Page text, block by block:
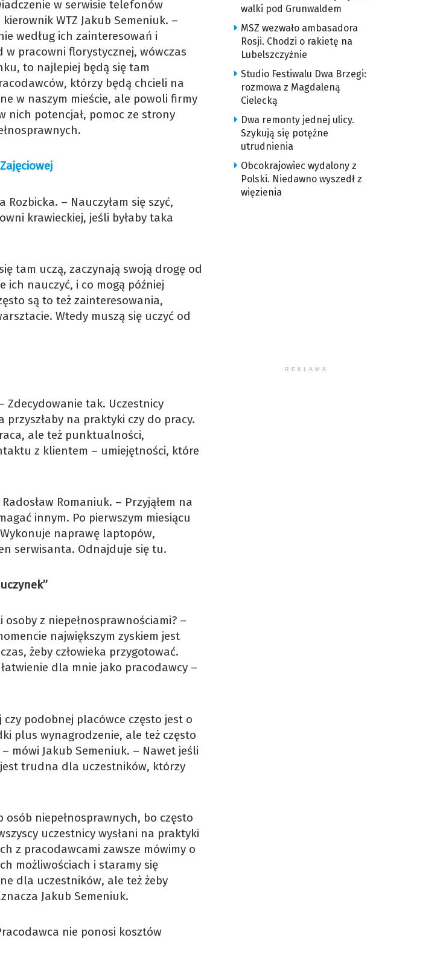
w serwisie telefonów
WTZ Jakub Semeniuk. –
według ich zainteresowań i
w pracowni florystycznej, wówczas
to najlepiej będą się tam
którzy będą chcieli na
w naszym mieście, ale powoli firmy
nich potencjał, pomoc ze strony
– Nauczyłam się szyć,
krawieckiej, jeśli byłaby taka
tam uczą, zaczynają swoją drogę od
ich nauczyć, i co mogą później
są to też zainteresowania,
Wtedy muszą się uczyć od
Zdecydowanie tak. Uczestnicy
na praktyki czy do pracy.
ale też punktualności,
z klientem – umiejętności, które
Romaniuk. – Przyjąłem na
innym. Po pierwszym miesiącu
naprawę laptopów,
serwisanta. Odnajduje się tu.
z niepełnosprawnościami? –
największym zyskiem jest
żeby człowieka przygotować.
dla mnie jako pracodawcy –
podobnej placówce często jest o
plus wynagrodzenie, ale też często
mówi Jakub Semeniuk. – Nawet jeśli
trudna dla uczestników, którzy
niepełnosprawnych, bo często
uczestnicy wysłani na praktyki
z pracodawcami zawsze mówimy o
możliwościach i staramy się
dla uczestników, ale też żeby
Jakub Semeniuk.
nie ponosi kosztów
walki pod Grunwaldem
MSZ wezwało ambasadora
Rosji. Chodzi o rakietę na
Lubelszczyźnie
Studio Festiwalu Dwa Brzegi:
rozmowa z Magdaleną
Cielecką
Dwa remonty jednej ulicy.
Szykują się potężne
utrudnienia
Obcokrajowiec wydalony z
Polski. Niedawno wyszedł z
więzienia
REKLAMA